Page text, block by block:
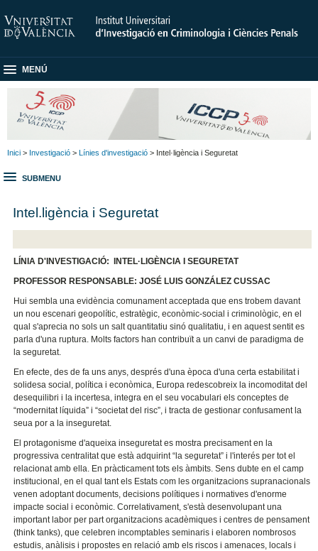
MENÚ
Inici > Investigació > Línies d'investigació > Intel·ligència i Seguretat
SUBMENU
Intel.ligència i Seguretat
LÍNIA D'INVESTIGACIÓ: INTEL·LIGÈNCIA I SEGURETAT
PROFESSOR RESPONSABLE: JOSÉ LUIS GONZÁLEZ CUSSAC
Hui sembla una evidència comunament acceptada que ens trobem davant
un nou escenari geopolític, estratègic, econòmic-social i criminològic, en el
qual s'aprecia no sols un salt quantitatiu sinó qualitatiu, i en aquest sentit es
parla d'una ruptura. Molts factors han contribuït a un canvi de paradigma de
la seguretat.
En efecte, des de fa uns anys, després d'una època d'una certa estabilitat i
solidesa social, política i econòmica, Europa redescobreix la incomoditat del
desequilibri i la incertesa, integra en el seu vocabulari els conceptes de
“modernitat líquida” i “societat del risc”, i tracta de gestionar confusament la
seua por a la inseguretat.
El protagonisme d'aqueixa inseguretat es mostra precisament en la
progressiva centralitat que està adquirint “la seguretat” i l'interés per tot el
relacionat amb ella. En pràcticament tots els àmbits. Sens dubte en el camp
institucional, en el qual tant els Estats com les organitzacions supranacionals
venen adoptant documents, decisions polítiques i normatives d'enorme
impacte social i econòmic. Correlativament, s'està desenvolupant una
important labor per part organitzacions acadèmiques i centres de pensament
(think tanks), que celebren incomptables seminaris i elaboren nombrosos
estudis, anàlisis i propostes en relació amb els riscos i amenaces, locals i